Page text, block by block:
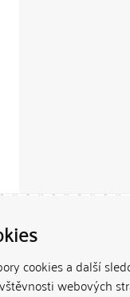
cookies a další
webových